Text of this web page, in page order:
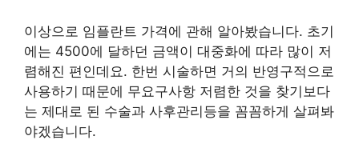
이상으로 임플란트 가격에 관해 알아봤습니다. 초기
에는 4500에 달하던 금액이 대중화에 따라 많이 저
렴해진 편인데요. 한번 시술하면 거의 반영구적으로
사용하기 때문에 무요구사항 저렴한 것을 찾기보다
는 제대로 된 수술과 사후관리등을 꼼꼼하게 살펴봐
야겠습니다.